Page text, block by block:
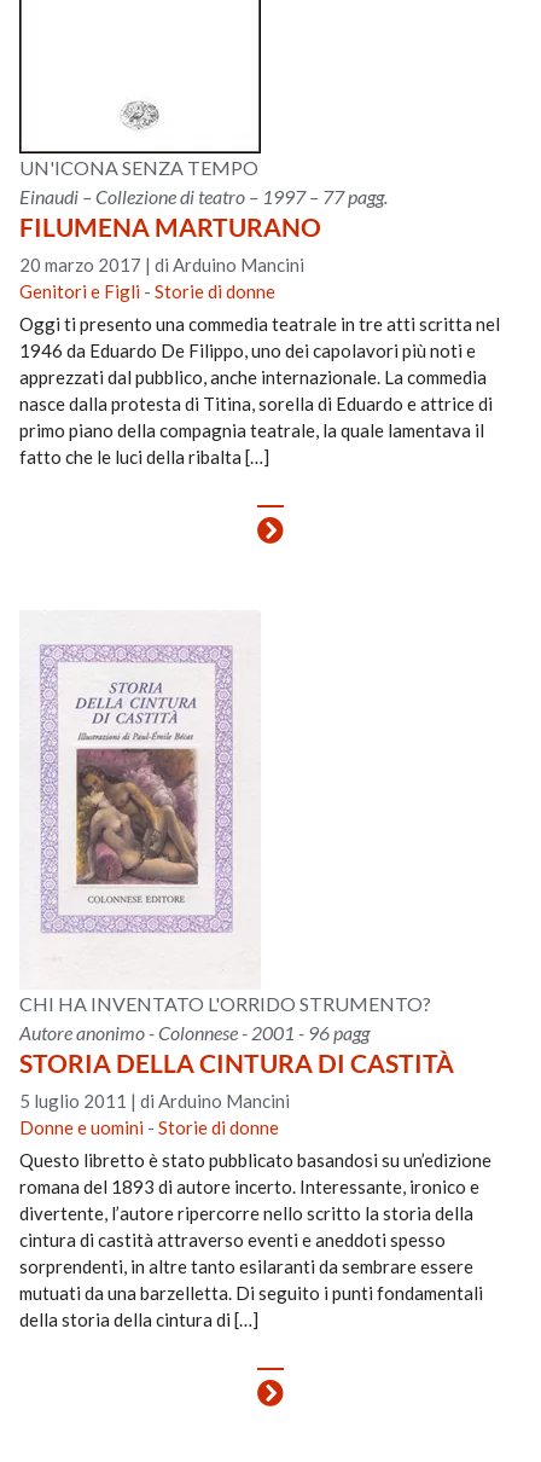
UN'ICONA SENZA TEMPO
Einaudi – Collezione di teatro – 1997 – 77 pagg.
FILUMENA MARTURANO
20 marzo 2017 |di Arduino Mancini
Genitori e Figli -Storie di donne
Oggi ti presento una commedia teatrale in tre atti scritta nel
1946 da Eduardo De Filippo, uno dei capolavori più noti e
apprezzati dal pubblico, anche internazionale. La commedia
nasce dalla protesta di Titina, sorella di Eduardo e attrice di
primo piano della compagnia teatrale, la quale lamentava il
fatto che le luci della ribalta […]
CHI HA INVENTATO L'ORRIDO STRUMENTO?
Autore anonimo - Colonnese - 2001 - 96 pagg
STORIA DELLA CINTURA DI CASTITÀ
5 luglio 2011 |di Arduino Mancini
Donne e uomini -Storie di donne
Questo libretto è stato pubblicato basandosi su un’edizione
romana del 1893 di autore incerto. Interessante, ironico e
divertente, l’autore ripercorre nello scritto la storia della
cintura di castità attraverso eventi e aneddoti spesso
sorprendenti, in altre tanto esilaranti da sembrare essere
mutuati da una barzelletta. Di seguito i punti fondamentali
della storia della cintura di […]